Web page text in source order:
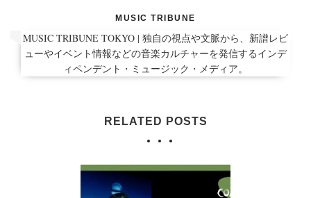
MUSIC TRIBUNE
MUSIC TRIBUNE TOKYO | 独自の視点や文脈から、新譜レビ
ューやイベント情報などの音楽カルチャーを発信するインデ
ィペンデント・ミュージック・メディア。
RELATED POSTS